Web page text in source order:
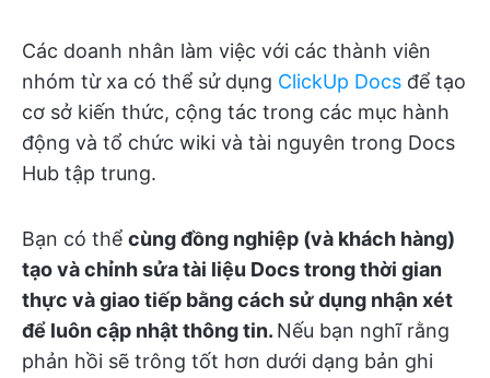
Các doanh nhân làm việc với các thành viên
nhóm từ xa có thể sử dụng ClickUp Docs để tạo
cơ sở kiến thức, cộng tác trong các mục hành
động và tổ chức wiki và tài nguyên trong Docs
Hub tập trung.
Bạn có thể cùng đồng nghiệp (và khách hàng)
tạo và chỉnh sửa tài liệu Docs trong thời gian
thực và giao tiếp bằng cách sử dụng nhận xét
để luôn cập nhật thông tin. Nếu bạn nghĩ rằng
phản hồi sẽ trông tốt hơn dưới dạng bản ghi